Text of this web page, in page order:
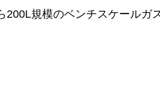
規模のベンチスケールガ